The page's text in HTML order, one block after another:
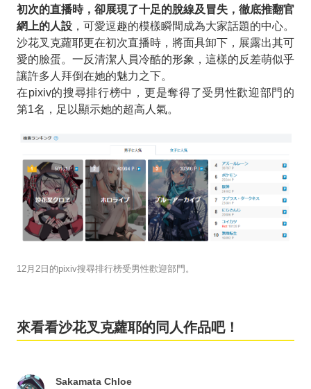
初次的直播時，卻展現了十足的脫線及冒失，徹底推翻官
網上的人設 ，可愛逗趣的模樣瞬間成為大家話題的中心。
沙花叉克蘿耶更在初次直播時，將面具卸下，展露出其可
愛的臉蛋。一反清潔人員冷酷的形象，這樣的反差萌似乎
讓許多人拜倒在她的魅力之下。
在pixiv的搜尋排行榜中，更是奪得了受男性歡迎部門的
第1名，足以顯示她的超高人氣。
12月2日的pixiv搜尋排行榜受男性歡迎部門。
來看看沙花叉克蘿耶的同人作品吧！
Sakamata Chloe